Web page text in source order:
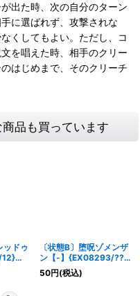
出た時、次の自分のターン
に選ばれず、攻撃されな
くしてもよい。ただし、コ
を唱えた時、相手のクリー
はじめまで、そのクリーチ
品も買っています
ッドゥ
12}
〔状態B〕堕呪ゾメンザ
ン【-】{EX08293/???}
《水》
50円(税込)